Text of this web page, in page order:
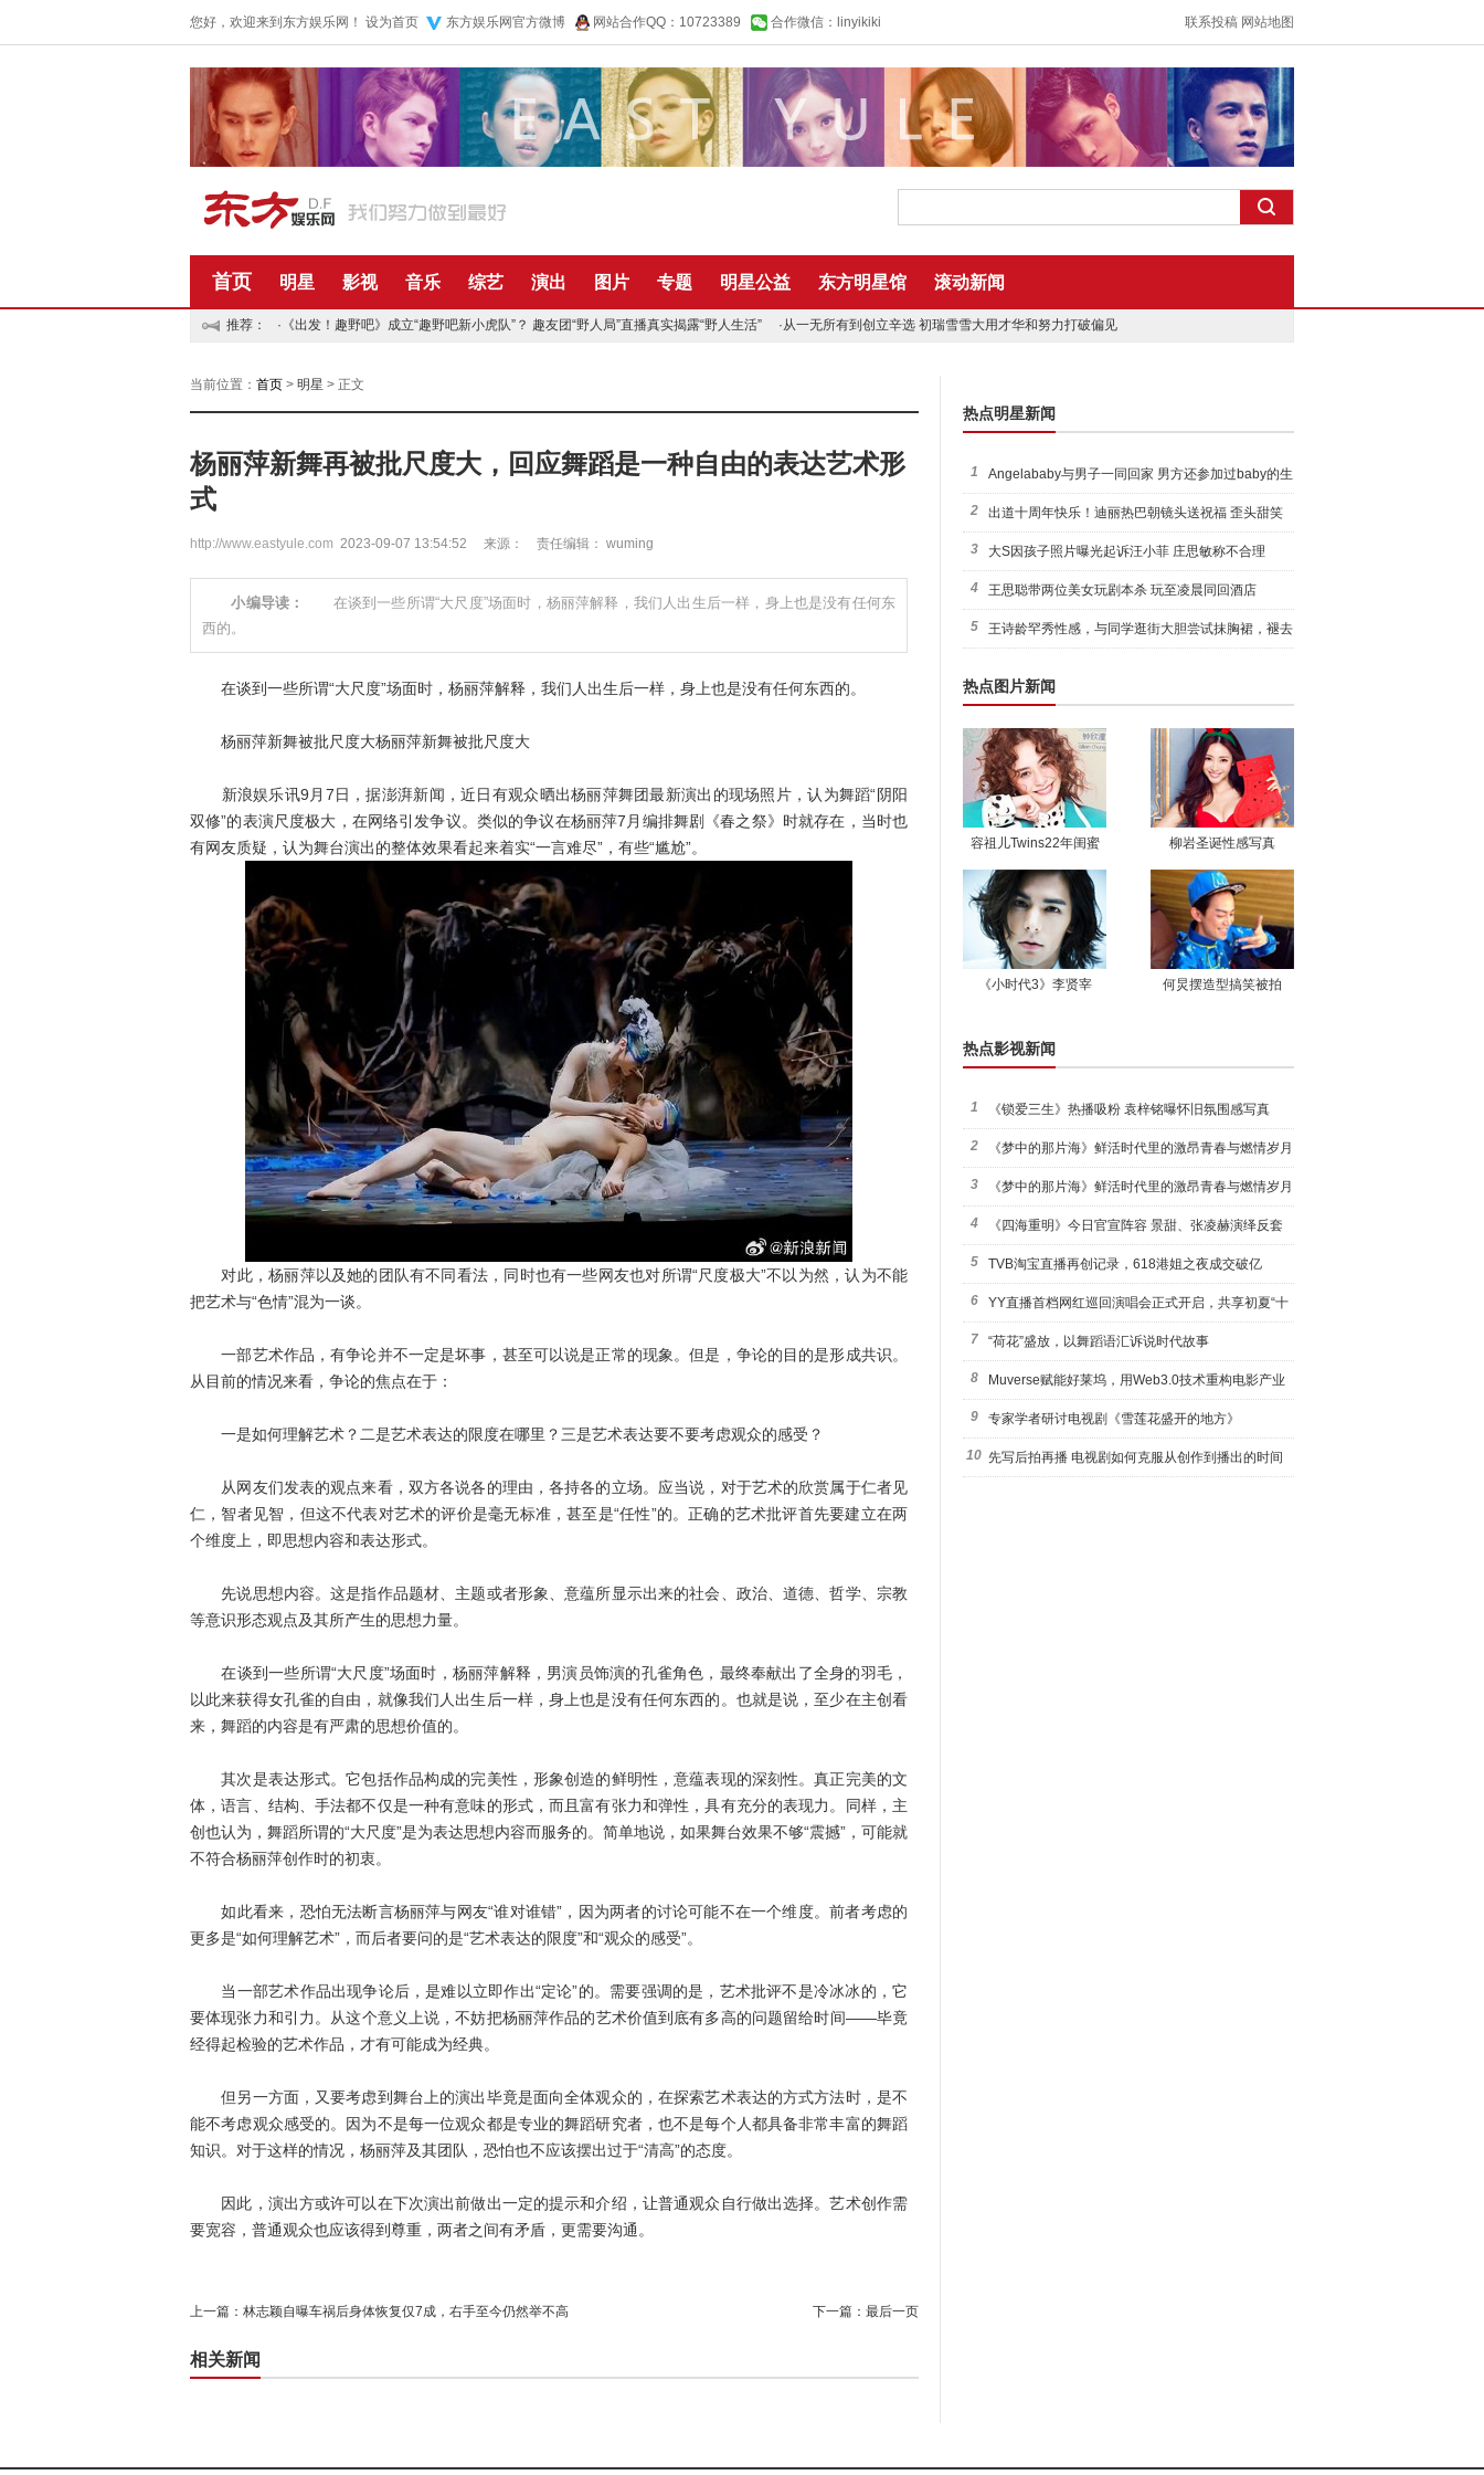
您好，欢迎来到东方娱乐网！ 设为首页 东方娱乐网官方微博 网站合作QQ：10723389 合作微信：linyikiki 联系投稿 网站地图
首页 明星 影视 音乐 综艺 演出 图片 专题 明星公益 东方明星馆 滚动新闻
推荐： · 《出发！趣野吧》成立“趣野吧新小虎队”？ 趣友团“野人局”直播真实揭露“野人生活” ·从一无所有到创立辛选 初瑞雪雪大用才华和努力打破偏见
当前位置： 首页 > 明星 > 正文
杨丽萍新舞再被批尺度大，回应舞蹈是一种自由的表达艺术形
式
http://www.eastyule.com 2023-09-07 13:54:52 来源： 责任编辑： wuming
小编导读：
在谈到一些所谓“大尺度”场面时，杨丽萍解释，我们人出生后一样，身上也是没有任何东
西的。
在谈到一些所谓“大尺度”场面时，杨丽萍解释，我们人出生后一样，身上也是没有任何东西的。
杨丽萍新舞被批尺度大杨丽萍新舞被批尺度大
新浪娱乐讯9月7日，据澎湃新闻，近日有观众晒出杨丽萍舞团最新演出的现场照片，认为舞蹈“阴阳
双修”的表演尺度极大，在网络引发争议。类似的争议在杨丽萍7月编排舞剧《春之祭》时就存在，当时也
有网友质疑，认为舞台演出的整体效果看起来着实“一言难尽”，有些“尴尬”。
对此，杨丽萍以及她的团队有不同看法，同时也有一些网友也对所谓“尺度极大”不以为然，认为不能
把艺术与“色情”混为一谈。
一部艺术作品，有争论并不一定是坏事，甚至可以说是正常的现象。但是，争论的目的是形成共识。
从目前的情况来看，争论的焦点在于：
一是如何理解艺术？二是艺术表达的限度在哪里？三是艺术表达要不要考虑观众的感受？
从网友们发表的观点来看，双方各说各的理由，各持各的立场。应当说，对于艺术的欣赏属于仁者见
仁，智者见智，但这不代表对艺术的评价是毫无标准，甚至是“任性”的。正确的艺术批评首先要建立在两
个维度上，即思想内容和表达形式。
先说思想内容。这是指作品题材、主题或者形象、意蕴所显示出来的社会、政治、道德、哲学、宗教
等意识形态观点及其所产生的思想力量。
在谈到一些所谓“大尺度”场面时，杨丽萍解释，男演员饰演的孔雀角色，最终奉献出了全身的羽毛，
以此来获得女孔雀的自由，就像我们人出生后一样，身上也是没有任何东西的。也就是说，至少在主创看
来，舞蹈的内容是有严肃的思想价值的。
其次是表达形式。它包括作品构成的完美性，形象创造的鲜明性，意蕴表现的深刻性。真正完美的文
体，语言、结构、手法都不仅是一种有意味的形式，而且富有张力和弹性，具有充分的表现力。同样，主
创也认为，舞蹈所谓的“大尺度”是为表达思想内容而服务的。简单地说，如果舞台效果不够“震撼”，可能就
不符合杨丽萍创作时的初衷。
如此看来，恐怕无法断言杨丽萍与网友“谁对谁错”，因为两者的讨论可能不在一个维度。前者考虑的
更多是“如何理解艺术”，而后者要问的是“艺术表达的限度”和“观众的感受”。
当一部艺术作品出现争论后，是难以立即作出“定论”的。需要强调的是，艺术批评不是冷冰冰的，它
要体现张力和引力。从这个意义上说，不妨把杨丽萍作品的艺术价值到底有多高的问题留给时间——毕竟
经得起检验的艺术作品，才有可能成为经典。
但另一方面，又要考虑到舞台上的演出毕竟是面向全体观众的，在探索艺术表达的方式方法时，是不
能不考虑观众感受的。因为不是每一位观众都是专业的舞蹈研究者，也不是每个人都具备非常丰富的舞蹈
知识。对于这样的情况，杨丽萍及其团队，恐怕也不应该摆出过于“清高”的态度。
因此，演出方或许可以在下次演出前做出一定的提示和介绍，让普通观众自行做出选择。艺术创作需
要宽容，普通观众也应该得到尊重，两者之间有矛盾，更需要沟通。
上一篇： 林志颖自曝车祸后身体恢复仅7成，右手至今仍然举不高 下一篇： 最后一页
相关新闻
热点明星新闻
1 Angelababy与男子一同回家 男方还参加过baby的生
日派对
2 出道十周年快乐！迪丽热巴朝镜头送祝福 歪头甜笑
元气满满
3 大S因孩子照片曝光起诉汪小菲 庄思敏称不合理
4 王思聪带两位美女玩剧本杀 玩至凌晨同回酒店
5 王诗龄罕秀性感，与同学逛街大胆尝试抹胸裙，褪去
热点图片新闻
容祖儿Twins22年闺蜜 柳岩圣诞性感写真
《小时代3》李贤宰 何炅摆造型搞笑被拍
热点影视新闻
1 《锁爱三生》热播吸粉 袁梓铭曝怀旧氛围感写真
2 《梦中的那片海》鲜活时代里的激昂青春与燃情岁月
3 《梦中的那片海》鲜活时代里的激昂青春与燃情岁月
4 《四海重明》今日官宣阵容 景甜、张凌赫演绎反套
路玄幻爱
5 TVB淘宝直播再创记录，618港姐之夜成交破亿
6 YY直播首档网红巡回演唱会正式开启，共享初夏“十
城”音乐
7 “荷花”盛放，以舞蹈语汇诉说时代故事
8 Muverse赋能好莱坞，用Web3.0技术重构电影产业
9 专家学者研讨电视剧《雪莲花盛开的地方》
10 先写后拍再播 电视剧如何克服从创作到播出的时间